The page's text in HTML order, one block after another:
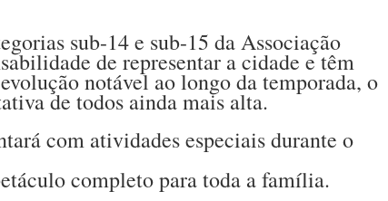
sub-14 e sub-15 da Associação
de representar a cidade e têm
notável ao longo da temporada, o
de todos ainda mais alta.
com atividades especiais durante o
completo para toda a família.